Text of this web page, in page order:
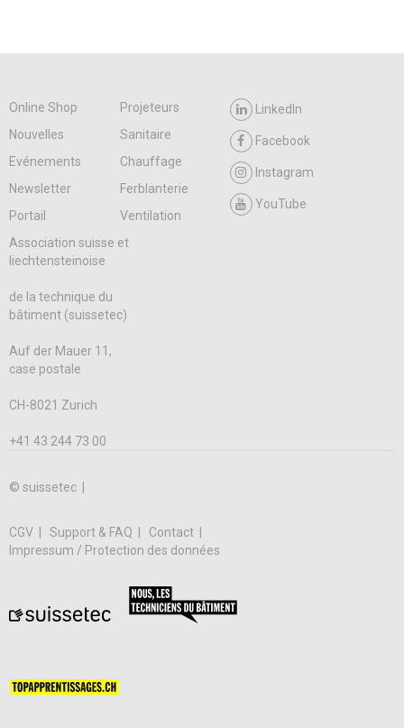
Online Shop
Projeteurs
Nouvelles
Sanitaire
Evénements
Chauffage
Newsletter
Ferblanterie
Portail
Ventilation
LinkedIn
Facebook
Instagram
YouTube
Association suisse et
liechtensteinoise
de la technique du
bâtiment (suissetec)
Auf der Mauer 11,
case postale
CH-8021 Zurich
+41 43 244 73 00
© suissetec |
CGV Support & FAQ
Contact
Impressum / Protection des données